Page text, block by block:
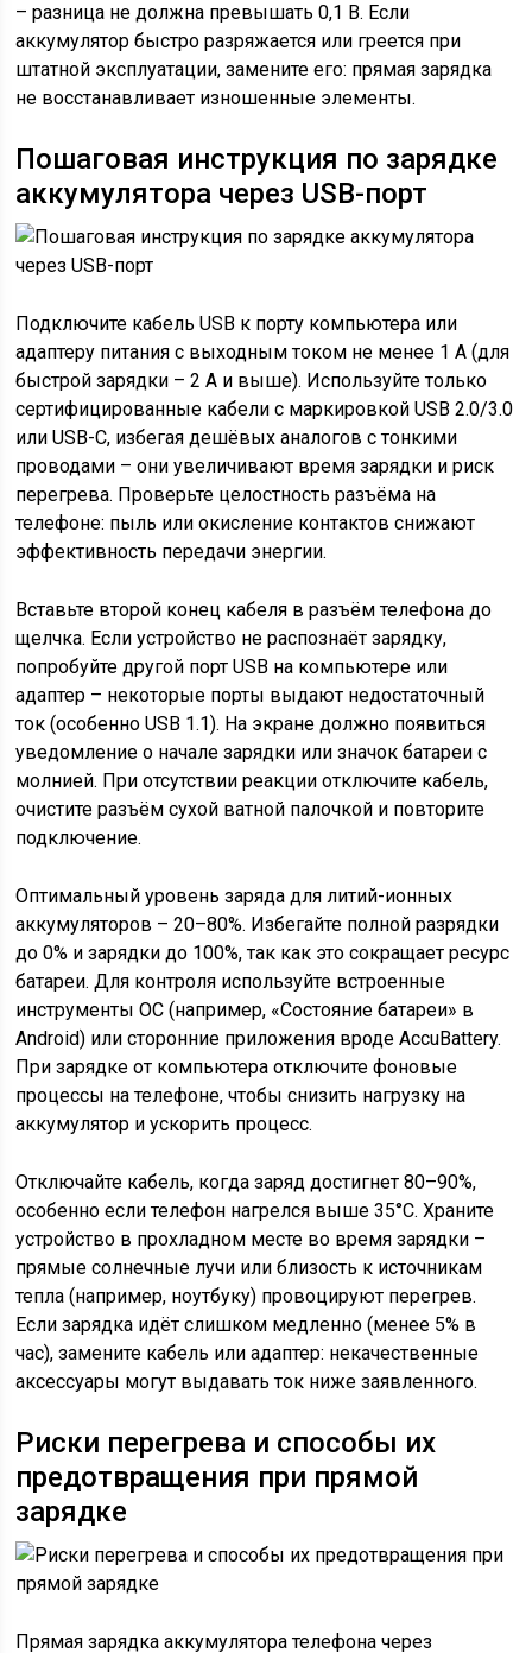
– разница не должна превышать 0,1 В. Если
аккумулятор быстро разряжается или греется при
штатной эксплуатации, замените его: прямая зарядка
не восстанавливает изношенные элементы.
Пошаговая инструкция по зарядке
аккумулятора через USB-порт
Подключите кабель USB к порту компьютера или
адаптеру питания с выходным током не менее 1 А (для
быстрой зарядки – 2 А и выше). Используйте только
сертифицированные кабели с маркировкой USB 2.0/3.0
или USB-C, избегая дешёвых аналогов с тонкими
проводами – они увеличивают время зарядки и риск
перегрева. Проверьте целостность разъёма на
телефоне: пыль или окисление контактов снижают
эффективность передачи энергии.
Вставьте второй конец кабеля в разъём телефона до
щелчка. Если устройство не распознаёт зарядку,
попробуйте другой порт USB на компьютере или
адаптер – некоторые порты выдают недостаточный
ток (особенно USB 1.1). На экране должно появиться
уведомление о начале зарядки или значок батареи с
молнией. При отсутствии реакции отключите кабель,
очистите разъём сухой ватной палочкой и повторите
подключение.
Оптимальный уровень заряда для литий-ионных
аккумуляторов – 20–80%. Избегайте полной разрядки
до 0% и зарядки до 100%, так как это сокращает ресурс
батареи. Для контроля используйте встроенные
инструменты ОС (например, «Состояние батареи» в
Android) или сторонние приложения вроде AccuBattery.
При зарядке от компьютера отключите фоновые
процессы на телефоне, чтобы снизить нагрузку на
аккумулятор и ускорить процесс.
Отключайте кабель, когда заряд достигнет 80–90%,
особенно если телефон нагрелся выше 35°C. Храните
устройство в прохладном месте во время зарядки –
прямые солнечные лучи или близость к источникам
тепла (например, ноутбуку) провоцируют перегрев.
Если зарядка идёт слишком медленно (менее 5% в
час), замените кабель или адаптер: некачественные
аксессуары могут выдавать ток ниже заявленного.
Риски перегрева и способы их
предотвращения при прямой
зарядке
Прямая зарядка аккумулятора телефона через